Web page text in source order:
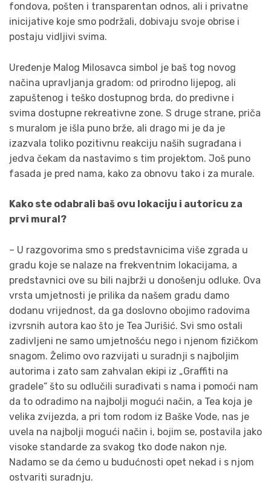
fondova, pošten i transparentan odnos, ali i privatne
inicijative koje smo podržali, dobivaju svoje obrise i
postaju vidljivi svima.
Uređenje Malog Milosavca simbol je baš tog novog
načina upravljanja gradom: od prirodno lijepog, ali
zapuštenog i teško dostupnog brda, do predivne i
svima dostupne rekreativne zone. S druge strane, priča
s muralom je išla puno brže, ali drago mi je da je
izazvala toliko pozitivnu reakciju naših sugrađana i
jedva čekam da nastavimo s tim projektom. Još puno
fasada je pred nama, kako za obnovu tako i za murale.
Kako ste odabrali baš ovu lokaciju i autoricu za
prvi mural?
– U razgovorima smo s predstavnicima više zgrada u
gradu koje se nalaze na frekventnim lokacijama, a
predstavnici ove su bili najbrži u donošenju odluke. Ova
vrsta umjetnosti je prilika da našem gradu damo
dodanu vrijednost, da ga doslovno obojimo radovima
izvrsnih autora kao što je Tea Jurišić. Svi smo ostali
zadivljeni ne samo umjetnošću nego i njenom fizičkom
snagom. Želimo ovo razvijati u suradnji s najboljim
autorima i zato sam zahvalan ekipi iz „Graffiti na
gradele“ što su odlučili surađivati s nama i pomoći nam
da to odradimo na najbolji mogući način, a Tea koja je
velika zvijezda, a pri tom rodom iz Baške Vode, nas je
uvela na najbolji mogući način i, bojim se, postavila jako
visoke standarde za svakog tko dođe nakon nje.
Nadamo se da ćemo u budućnosti opet nekad i s njom
ostvariti suradnju.